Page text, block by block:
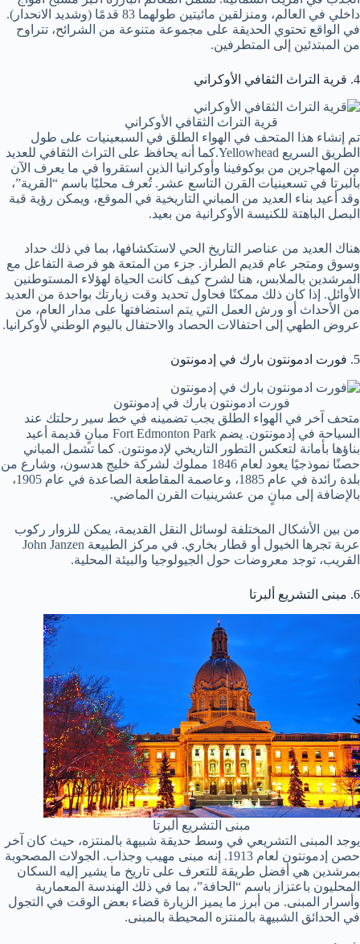
داخلي في العالم، ومنزلقين مائيتين طولهما 83 قدمًا (وشديد الانحدار).
في الواقع تحتوي الحديقة على مجموعة متنوعة من الشرائح، تتراوح
من المبتدئين إلى المتطرفين.
4. قرية التراث الثقافي الأوكراني
قرية التراث الثقافي الأوكراني
تم إنشاء هذا المتحف في الهواء الطلق في السبعينيات على طول
الطريق السريع Yellowhead.كما أنه يحافظ على التراث الثقافي للعديد
من المهاجرين من بوكوفينا وأوكرانيا الذين استقروا في ما يعرف الآن
بألبرتا في تسعينيات القرن التاسع عشر. تُعرف محليًا باسم “القرية”،
وقد أعيد بناء العديد من المباني التاريخية في الموقع، ويمكن رؤية قبة
البصل الباهتة للكنيسة الأوكرانية من بعيد.
هناك العديد من عناصر التاريخ الحي لاستكشافها، بما في ذلك حداد
وسوق ومتجر عام قديم الطراز. جزء من المتعة هو فرصة التفاعل مع
المرشدين بالملابس، هنا لشرح كيف كانت الحياة لهؤلاء المستوطنين
الأوائل. إذا كان ذلك ممكنًا فحاول تحديد وقت زيارتك بواحدة من العديد
من الأحداث أو ورش العمل التي يتم استضافتها على مدار العام، من
عروض الطهي إلى احتفالات الحصاد والاحتفال باليوم الوطني لأوكرانيا.
5. فورت ادمونتون بارك في إدمونتون
فورت ادمونتون بارك في إدمونتون
متحف آخر في الهواء الطلق يجب تضمينه في خط سير رحلتك عند
السياحة في إدمونتون. يضم Fort Edmonton Park مبانٍ قديمة أعيد
بناؤها بأمانة لتعكس التطور التاريخي لإدمونتون. كما تشمل المباني
حصنًا نموذجيًا يعود لعام 1846 مملوك لشركة خليج هدسون، وشارع من
بلدة رائدة في عام 1885، وعاصمة المقاطعة الصاعدة في عام 1905،
بالإضافة إلى مبانٍ من عشرينيات القرن الماضي.
من بين الأشكال المختلفة لوسائل النقل القديمة، يمكن للزوار ركوب
عربة تجرها الخيول أو قطار بخاري. في مركز الطبيعة John Janzen
القريب، توجد معروضات حول الجيولوجيا والبيئة المحلية.
6. مبنى التشريع ألبرتا
مبنى التشريع ألبرتا
يوجد المبنى التشريعي في وسط حديقة شبيهة بالمنتزه، حيث كان آخر
حصن إدمونتون لعام 1913. إنه مبنى مهيب وجذاب. الجولات المصحوبة
بمرشدين هي أفضل طريقة للتعرف على تاريخ ما يشير إليه السكان
المحليون باعتزاز باسم “الحافة”، بما في ذلك الهندسة المعمارية
وأسرار المبنى. من أبرز ما يميز الزيارة قضاء بعض الوقت في التجول
في الحدائق الشبيهة بالمنتزه المحيطة بالمبنى.